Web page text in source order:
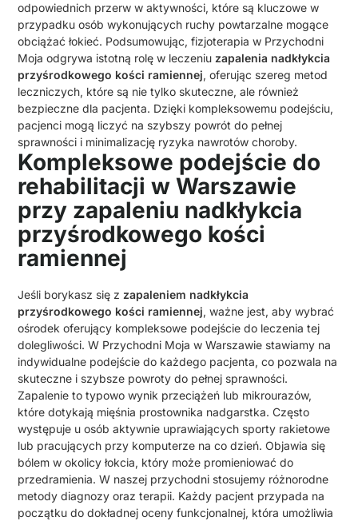
odpowiednich przerw w aktywności, które są kluczowe w
przypadku osób wykonujących ruchy powtarzalne mogące
obciążać łokieć. Podsumowując, fizjoterapia w Przychodni
Moja odgrywa istotną rolę w leczeniuzapalenia nadkłykcia
przyśrodkowego kości ramiennej, oferując szereg metod
leczniczych, które są nie tylko skuteczne, ale również
bezpieczne dla pacjenta. Dzięki kompleksowemu podejściu,
pacjenci mogą liczyć na szybszy powrót do pełnej
sprawności i minimalizację ryzyka nawrotów choroby.
Kompleksowe podejście do
rehabilitacji w Warszawie
przy zapaleniu nadkłykcia
przyśrodkowego kości
ramiennej
Jeśli borykasz się zzapaleniem nadkłykcia
przyśrodkowego kości ramiennej, ważne jest, aby wybrać
ośrodek oferujący kompleksowe podejście do leczenia tej
dolegliwości. W Przychodni Moja w Warszawie stawiamy na
indywidualne podejście do każdego pacjenta, co pozwala na
skuteczne i szybsze powroty do pełnej sprawności.
Zapalenie to typowo wynik przeciążeń lub mikrourazów,
które dotykają mięśnia prostownika nadgarstka. Często
występuje u osób aktywnie uprawiających sporty rakietowe
lub pracujących przy komputerze na co dzień. Objawia się
bólem w okolicy łokcia, który może promieniować do
przedramienia. W naszej przychodni stosujemy różnorodne
metody diagnozy oraz terapii. Każdy pacjent przypada na
początku do dokładnej oceny funkcjonalnej, która umożliwia